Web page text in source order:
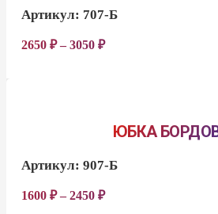
Артикул: 707-Б
2650₽–3050₽
ЮБКА
Артикул:907-Б
1600₽–2450₽